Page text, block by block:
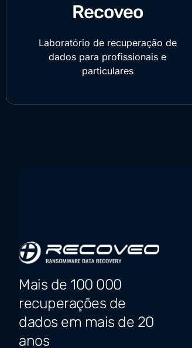
Recoveo
Laboratório de recuperação de
dados para profissionais e
particulares
Mais de 100 000
recuperações de
dados em mais de 20
anos